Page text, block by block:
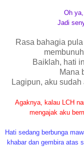
Oh
Jadi
Rasa bahagia
Baiklah, hati
Mana
Lagipun, aku
Agaknya, kalau LCH
mengajak aku
Hati sedang berbunga
khabar dan gembira atas